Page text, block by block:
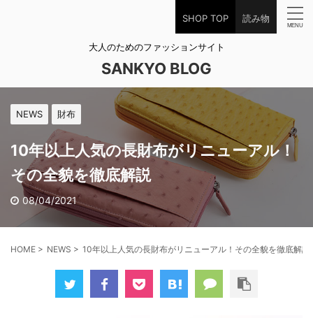
SHOP TOP 読み物
大人のためのファッションサイト
SANKYO BLOG
NEWS 財布
10年以上人気の長財布がリニューアル！
その全貌を徹底解説
08/04/2021
HOME > NEWS > 10年以上人気の長財布がリニューアル！その全貌を徹底解説